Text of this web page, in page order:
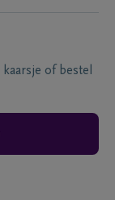
of bestel